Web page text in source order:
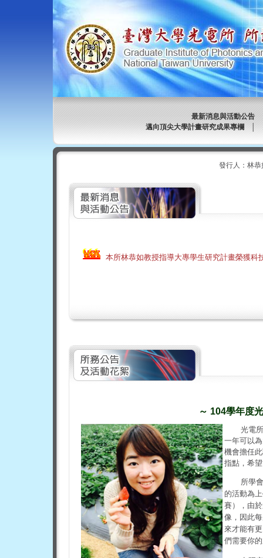
最新消息與活動公告
邁向頂尖大學計畫研究成果專欄│
發行人：林
本所林恭如教授指導大專學生研究計畫榮獲科
～ 104學年度
光電
一年可以
機會擔任
指點，希
所學
的活動為
賽），由
像，因此
來才能有
們需要你